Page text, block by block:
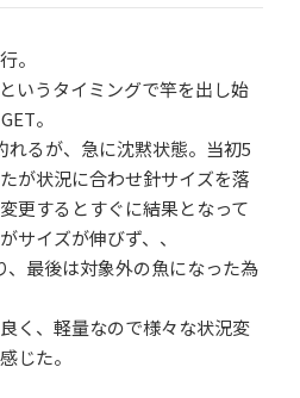
。
いうタイミングで竿を出し始
。
れるが、急に沈黙状態。当初5
が状況に合わせ針サイズを落
更するとすぐに結果となって
サイズが伸びず、、
、最後は対象外の魚になった為
く、軽量なので様々な状況変
じた。